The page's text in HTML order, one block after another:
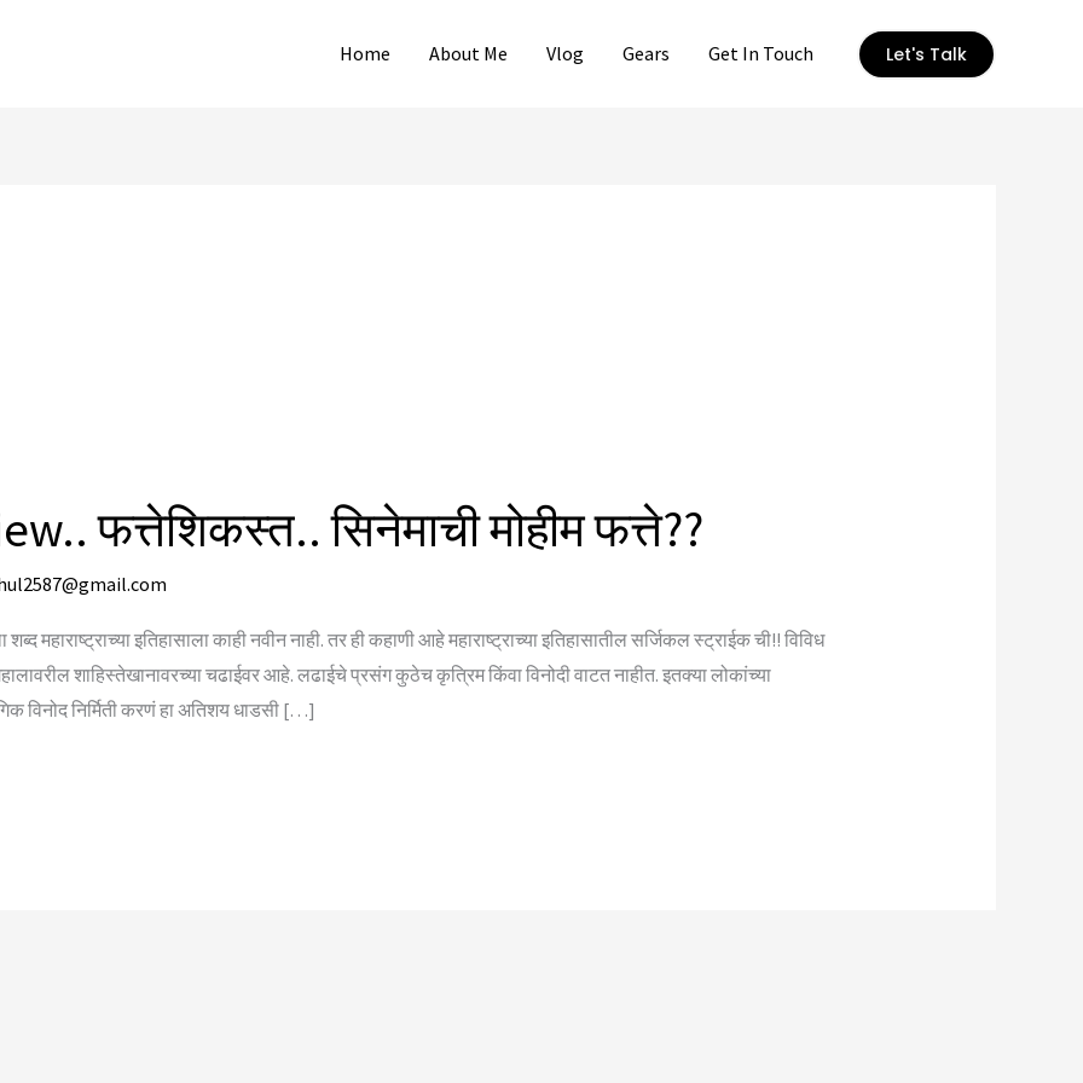
Home About Me Vlog Gears Get In Touch Let's Talk
फत्तेशिकस्त.. सिनेमाची मोहीम फत्ते??
इतिहासाला काही नवीन नाही. तर ही कहाणी आहे महाराष्ट्राच्या इतिहासातील सर्जिकल स्ट्राईक ची!! विविध
शाहिस्तेखानावरच्या चढाईवर आहे. लढाईचे प्रसंग कुठेच कृत्रिम किंवा विनोदी वाटत नाहीत. इतक्या लोकांच्या
विनोद निर्मिती करणं हा अतिशय धाडसी […]